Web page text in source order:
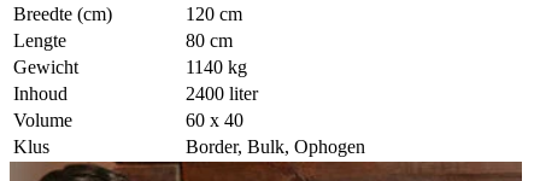
Breedte (cm)
120 cm
Lengte
80 cm
Gewicht
1140 kg
Inhoud
2400 liter
Volume
60 x 40
Klus
Border, Bulk, Ophogen